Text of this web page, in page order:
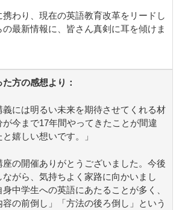
わり、現在の英語教育改革をリードし
最新情報に、皆さん真剣に耳を傾けま
方の感想より：
義には明るい未来を期待させてくれる材
今まで17年間やってきたことが間違
嬉しい想いです。」
座の開催ありがとうございました。今後
がら、気持ちよく家路に向かいまし
中学生への英語にあたることが多く、
の前倒し」「方法の後ろ倒し」という